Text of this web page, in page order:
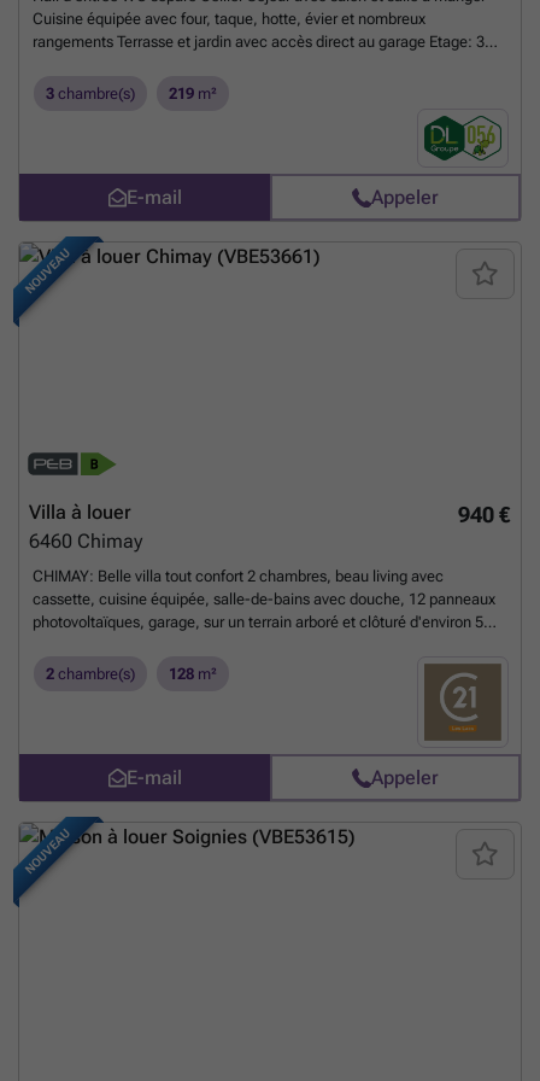
Cuisine équipée avec four, taque, hotte, évier et nombreux
rangements Terrasse et jardin avec accès direct au garage Etage: 3
lavabo Caractéristiques: Persiennes électriques Chauffage central au
3 chambre(s) 219 m²
E-mail Appeler
NOUVEAU
940 €
Villa à louer
6460 Chimay
CHIMAY: Belle villa tout confort 2 chambres, beau living avec
cassette, cuisine équipée, salle-de-bains avec douche, 12 panneaux
photovoltaïques, garage, sur un terrain arboré et clôturé d'environ 5
les commodités. LOYER 940 EUROS/MOIS + CHARGES. Sous réserve
de l'acceptation du propriétaire. Informations non-contractuelles
PERFORMANCES ENERGETIQUES: PEB N° 20240731013653 - PEB B -
E spec 159 kWh/m².an - E totale: 20.313 kWh/an.En savoir plus ?
2 chambre(s) 128 m²
E-mail Appeler
NOUVEAU